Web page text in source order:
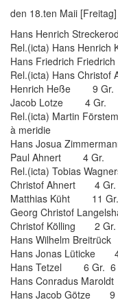
den 18.ten Maii
Hans Henrich
Rel.(icta) Hans
Hans Friedrich
Rel.(icta) Hans
Henrich Heße 9 Gr.
Jacob Lotze 4 Gr.
Rel.(icta) Martin
à meridie
Hans Josua
Paul Ahnert 4 Gr.
Rel.(icta) Tobias
Christof Ahnert 4 Gr.
Matthias Küht 11
Georg Christof
Christof Kölling 2 Gr.
Hans Wilhelm
Hans Jonas Lüticke
Hans Tetzel 6 Gr. 6
Hans Conradus
Hans Jacob Götze 9